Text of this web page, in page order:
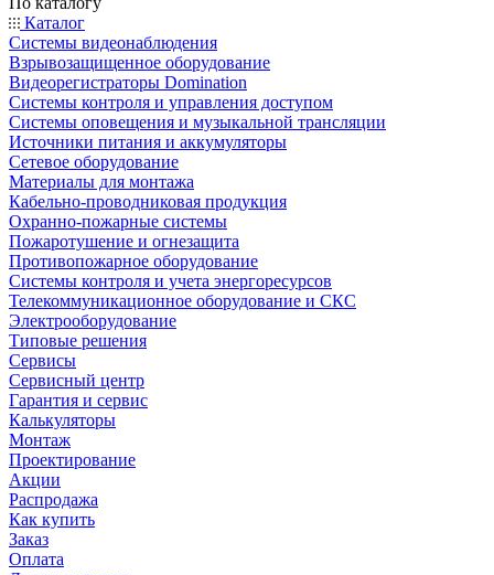
Каталог
Системы видеонаблюдения
Взрывозащищенное оборудование
Видеорегистраторы Domination
Системы контроля и управления доступом
Системы оповещения и музыкальной трансляции
Источники питания и аккумуляторы
Сетевое оборудование
Материалы для монтажа
Кабельно-проводниковая продукция
Охранно-пожарные системы
Пожаротушение и огнезащита
Противопожарное оборудование
Системы контроля и учета энергоресурсов
Телекоммуникационное оборудование и СКС
Электрооборудование
Типовые решения
Сервисы
Сервисный центр
Гарантия и сервис
Калькуляторы
Монтаж
Проектирование
Акции
Распродажа
Как купить
Заказ
Оплата